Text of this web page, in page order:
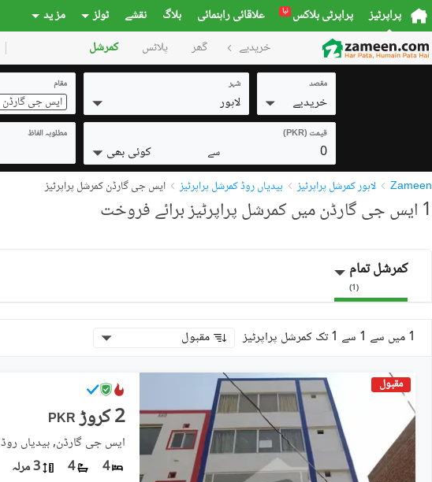
پراپرٹیز پراپرٹی بلاکس نیا علاقائی راہنمائی بلاگ نقشے ٹولز مز ید
خریدیے گھر پلاٹس کمرشل
مقصد
خریدیے
شہر
لاہور
مقام
ایس جی گارڈن
قیمت (PKR)
0 سے کوئی بھی
مطلوبہ الفاظ
Zameen لاہور کمرشل پراپرٹیز بیدیاں روڈ کمرشل پراپرٹیز ایس جی گارڈن کمرشل پراپرٹیز
1 ایس جی گارڈن میں کمرشل پراپرٹیز برائے فروخت
کمرشل تمام
(
1
)
1 میں سے 1 سے 1 تک کمرشل پراپرٹیز مقبول
مقبول
PKR 2 کروڑ
ایس جی گارڈن, بیدیاں روڈ
4
4 3 مرلہ